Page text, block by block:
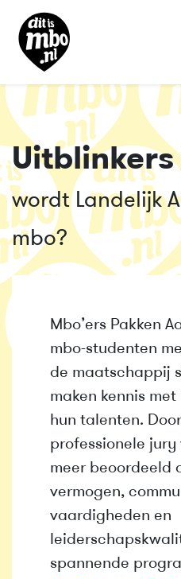
Uitblinkers
wordt Landelijk
mbo?
Mbo’ers Pakken
mbo-studenten
de maatschappij
maken kennis
hun talenten.
professionele jury
meer beoordeeld
vermogen,
vaardigheden en
spannende